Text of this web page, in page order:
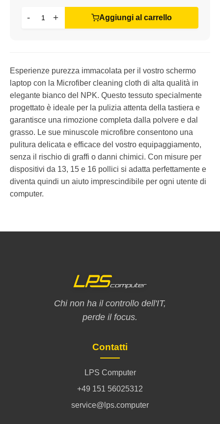
- + Aggiungi al carrello
Esperienze purezza immacolata per il vostro schermo
laptop con la Microfiber cleaning cloth di alta qualità in
elegante bianco del NPK. Questo tessuto specialmente
progettato è ideale per la pulizia attenta della tastiera e
garantisce una rimozione completa dalla polvere e dal
grasso. Le sue minuscole microfibre consentono una
pulitura delicata e efficace del vostro equipaggiamento,
senza il rischio di graffi o danni chimici. Con misure per
dispositivi da 13, 15 e 16 pollici si adatta perfettamente e
diventa quindi un aiuto imprescindibile per ogni utente di
computer.
Chi non ha il controllo dell'IT,
perde il focus.
Contatti
LPS Computer
+49 151 56025312
service@lps.computer